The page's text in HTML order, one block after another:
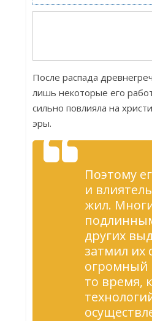
После распада
лишь некоторые его
сильно повлияла на
эры.
Поэтому
и
жил.
других
затмил их
огромный
то время,